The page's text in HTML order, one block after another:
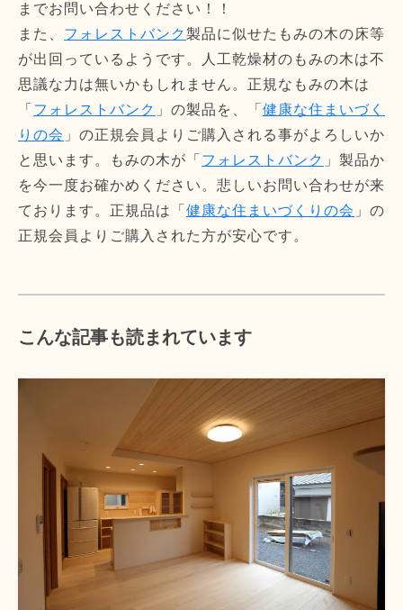
までお問い合わせください！！
また、 フォレストバンク製品に似せたもみの木の床等
が出回っているようです。人工乾燥材のもみの木は不
思議な力は無いかもしれません。正規なもみの木は
「 フォレストバンク 」の製品を、「 健康な住まいづく
りの会 」の正規会員よりご購入される事がよろしいか
と思います。もみの木が「 フォレストバンク 」製品か
を今一度お確かめください。悲しいお問い合わせが来
ております。正規品は「 健康な住まいづくりの会 」の
正規会員よりご購入された方が安心です。
こんな記事も読まれています